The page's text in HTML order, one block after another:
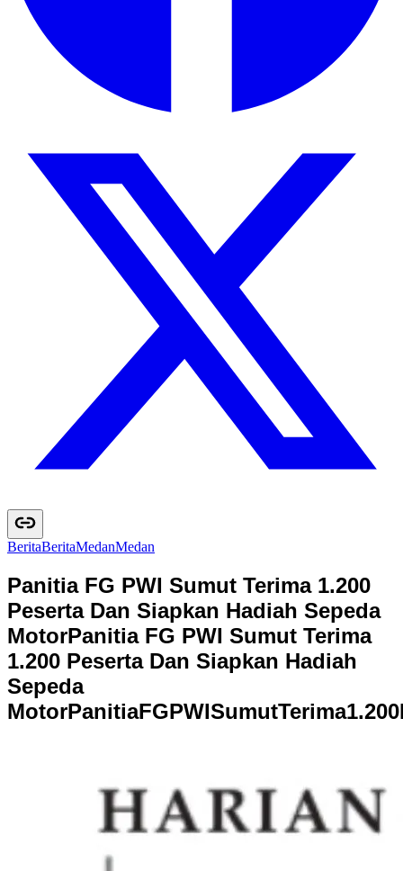
BeritaBeritaMedanMedan
Panitia FG PWI Sumut Terima 1.200
Peserta Dan Siapkan Hadiah Sepeda
MotorPanitia FG PWI Sumut Terima
1.200 Peserta Dan Siapkan Hadiah
Sepeda
MotorPanitiaFGPWISumutTerima1.200